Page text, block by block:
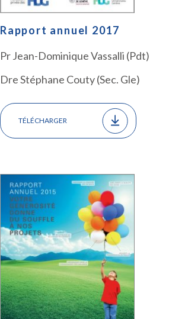
Rapport annuel 2017
Pr Jean-Dominique Vassalli (Pdt)
Dre Stéphane Couty (Sec. Gle)
TÉLÉCHARGER